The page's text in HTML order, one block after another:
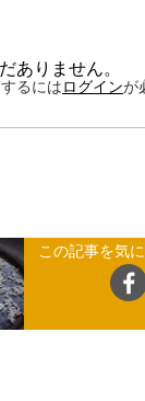
ありません。
るにはログインが
この記事を気